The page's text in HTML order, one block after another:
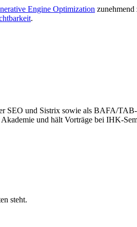
Engine Optimization
.
SEO und Sistrix sowie als BAFA/
und hält Vorträge bei IHK-
steht.